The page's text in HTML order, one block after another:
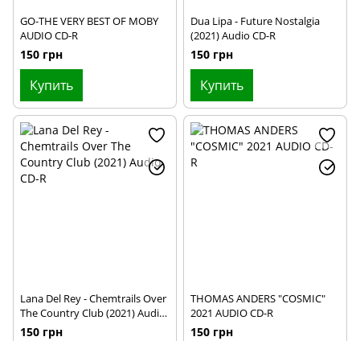
GO-THE VERY BEST OF MOBY
AUDIO CD-R
150 грн
Купить
Dua Lipa - Future Nostalgia
(2021) Audio CD-R
150 грн
Купить
Lana Del Rey - Chemtrails Over
The Country Club (2021) Audio
CD-R
150 грн
THOMAS ANDERS "COSMIC"
2021 AUDIO CD-R
150 грн